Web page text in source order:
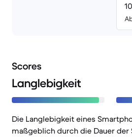
Scores
Langlebigkeit
Die Langlebigkeit eines
maßgeblich durch die Dauer der